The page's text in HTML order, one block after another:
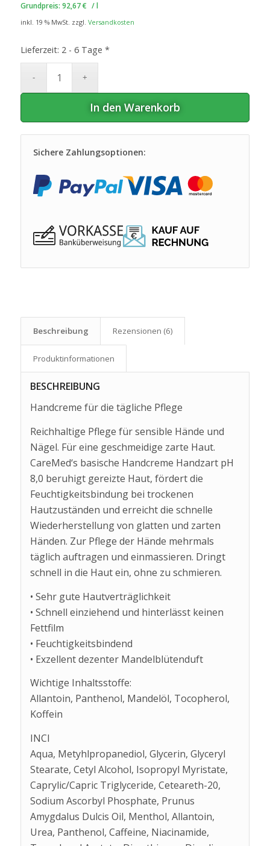
Grundpreis: 92,67€ /l
inkl. 19 % MwSt. zzgl. Versandkosten
Lieferzeit: 2 - 6 Tage *
In den Warenkorb
Sichere Zahlungsoptionen:
Beschreibung Rezensionen (6)
Produkt­informationen
BESCHREIBUNG
Handcreme für die tägliche Pflege
Reichhaltige Pflege für sensible Hände und
Nägel. Für eine geschmeidige zarte Haut.
CareMed‘s basische Handcreme Handzart pH
8,0 beruhigt gereizte Haut, fördert die
Feuchtigkeitsbindung bei trockenen
Hautzuständen und erreicht die schnelle
Wiederherstellung von glatten und zarten
Händen. Zur Pflege der Hände mehrmals
täglich auftragen und einmassieren. Dringt
schnell in die Haut ein, ohne zu schmieren.
• Sehr gute Hautverträglichkeit
• Schnell einziehend und hinterlässt keinen
Fettfilm
• Feuchtigkeitsbindend
• Exzellent dezenter Mandelblütenduft
Wichtige Inhaltsstoffe:
Allantoin, ​​​​​​​Panthenol, Mandelöl, Tocopherol,
Koffein
INCI
Aqua, Metyhlpropanediol, Glycerin, Glyceryl
Stearate, Cetyl Alcohol, Isopropyl Myristate,
Caprylic/Capric Triglyceride, Ceteareth-20,
Sodium Ascorbyl Phosphate, Prunus
Amygdalus Dulcis Oil, Menthol, Allantoin,
Urea, Panthenol, Caffeine, Niacinamide,